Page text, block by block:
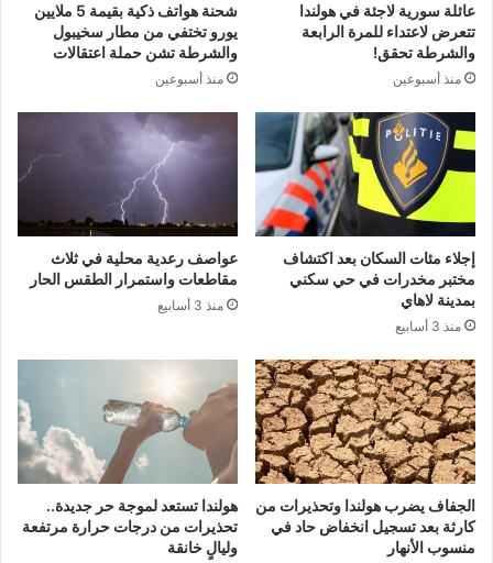
عائلة سورية لاجئة في هولندا
تتعرض لاعتداء للمرة الرابعة
والشرطة تحقق!
منذ أسبوعين
شحنة هواتف ذكية بقيمة 5 ملايين
يورو تختفي من مطار سخيبول
والشرطة تشن حملة اعتقالات
منذ أسبوعين
إجلاء مئات السكان بعد اكتشاف
مختبر مخدرات في حي سكني
بمدينة لاهاي
منذ 3 أسابيع
عواصف رعدية محلية في ثلاث
مقاطعات واستمرار الطقس الحار
منذ 3 أسابيع
الجفاف يضرب هولندا وتحذيرات من
كارثة بعد تسجيل انخفاض حاد في
منسوب الأنهار
هولندا تستعد لموجة حر جديدة..
تحذيرات من درجات حرارة مرتفعة
وليالٍ خانقة